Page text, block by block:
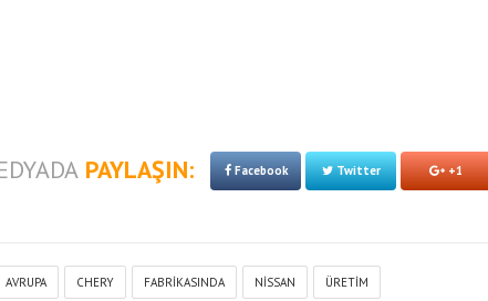
PAYLAŞIN: Facebook Twitter +1
AVRUPA CHERY FABRIKASINDA NISSAN ÜRETIM